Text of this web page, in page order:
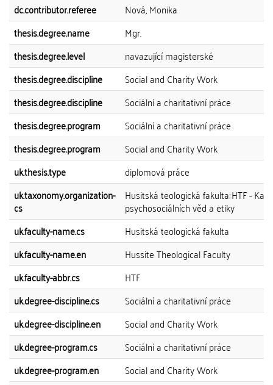
dc.contributor.referee
Nová, Monika
thesis.degree.name
Mgr.
thesis.degree.level
navazující magisterské
thesis.degree.discipline
Social and Charity Work
thesis.degree.discipline
Sociální a charitativní práce
thesis.degree.program
Sociální a charitativní práce
thesis.degree.program
Social and Charity Work
uk.thesis.type
diplomová práce
uk.taxonomy.organization-
cs
Husitská teologická fakulta::HTF -
psychosociálních věd a etiky
uk.faculty-name.cs
Husitská teologická fakulta
uk.faculty-name.en
Hussite Theological Faculty
uk.faculty-abbr.cs
HTF
uk.degree-discipline.cs
Sociální a charitativní práce
uk.degree-discipline.en
Social and Charity Work
uk.degree-program.cs
Sociální a charitativní práce
uk.degree-program.en
Social and Charity Work